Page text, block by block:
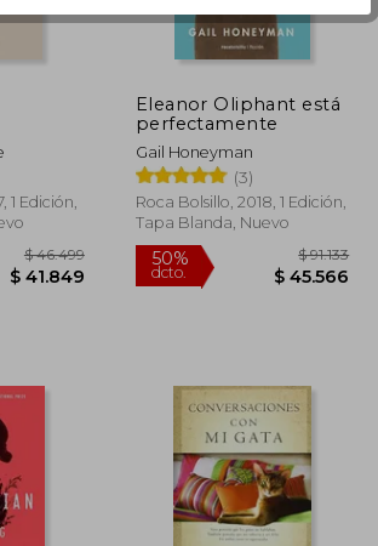
$ 53.522 dcto.
1 Edición,
Eleanor Oliphant está
perfectamente
Gail Honeyman
(3)
Roca Bolsillo, 2018, 1 Edición,
Tapa Blanda, Nuevo